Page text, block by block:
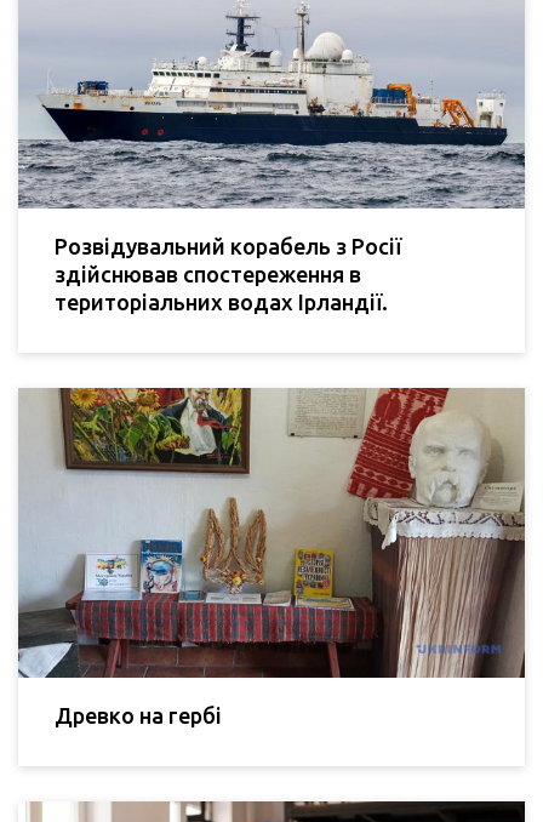
Розвідувальний корабель з Росії
здійснював спостереження в
територіальних водах Ірландії.
Древко на гербі